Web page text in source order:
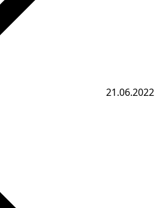
21.06.2022